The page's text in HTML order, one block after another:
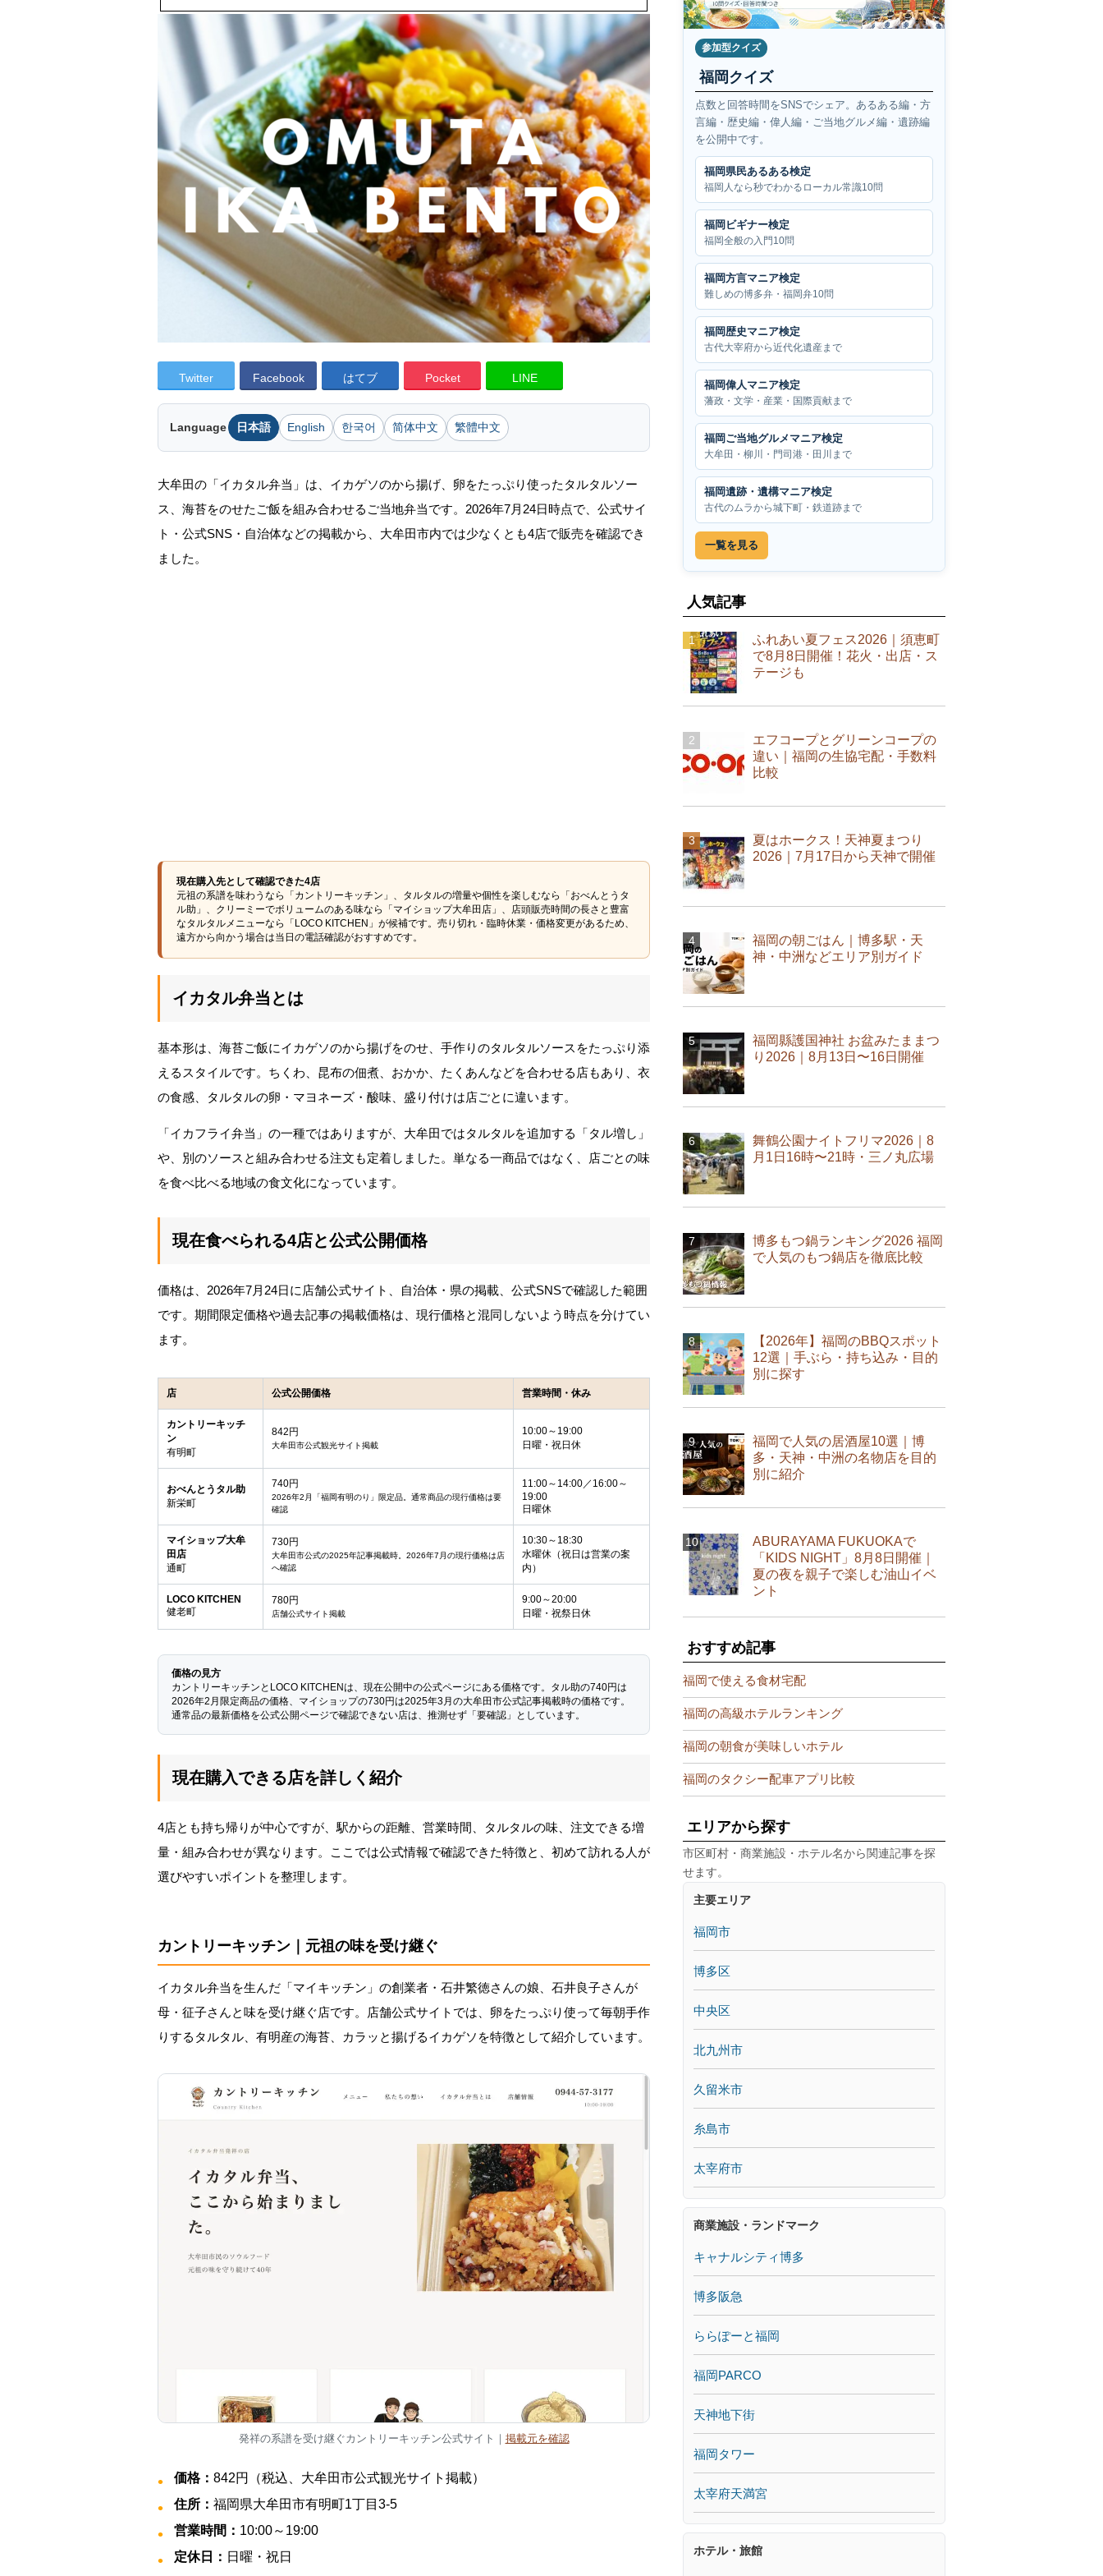
Twitter Facebook はてブ Pocket LINE
Language 日本語 English 한국어 简体中文 繁體中文
大牟田の「イカタル弁当」は、イカゲソのから揚げ、卵をたっぷり使ったタルタルソー
ス、海苔をのせたご飯を組み合わせるご当地弁当です。2026年7月24日時点で、公式サイ
ト・公式SNS・自治体などの掲載から、大牟田市内では少なくとも4店で販売を確認でき
ました。
現在購入先として確認できた4店
元祖の系譜を味わうなら「カントリーキッチン」、タルタルの増量や個性を楽しむなら「おべんとうタ
ル助」、クリーミーでボリュームのある味なら「マイショップ大牟田店」、店頭販売時間の長さと豊富
なタルタルメニューなら「LOCO KITCHEN」が候補です。売り切れ・臨時休業・価格変更があるため、
遠方から向かう場合は当日の電話確認がおすすめです。
イカタル弁当とは
基本形は、海苔ご飯にイカゲソのから揚げをのせ、手作りのタルタルソースをたっぷり添
えるスタイルです。ちくわ、昆布の佃煮、おかか、たくあんなどを合わせる店もあり、衣
の食感、タルタルの卵・マヨネーズ・酸味、盛り付けは店ごとに違います。
「イカフライ弁当」の一種ではありますが、大牟田ではタルタルを追加する「タル増し」
や、別のソースと組み合わせる注文も定着しました。単なる一商品ではなく、店ごとの味
を食べ比べる地域の食文化になっています。
現在食べられる4店と公式公開価格
価格は、2026年7月24日に店舗公式サイト、自治体・県の掲載、公式SNSで確認した範囲
です。期間限定価格や過去記事の掲載価格は、現行価格と混同しないよう時点を分けてい
ます。
店 公式公開価格 営業時間・休み
カントリーキッチ
ン
有明町
842円
大牟田市公式観光サイト掲載
10:00～19:00
日曜・祝日休
おべんとうタル助
新栄町
740円
2026年2月「福岡有明のり」限定品。通常商品の現行価格は要
確認
11:00～14:00／16:00～
19:00
日曜休
マイショップ大牟
田店
通町
730円
大牟田市公式の2025年記事掲載時。2026年7月の現行価格は店
へ確認
10:30～18:30
水曜休（祝日は営業の案
内）
LOCO KITCHEN
健老町
780円
店舗公式サイト掲載
9:00～20:00
日曜・祝祭日休
価格の見方
カントリーキッチンとLOCO KITCHENは、現在公開中の公式ページにある価格です。タル助の740円は
2026年2月限定商品の価格、マイショップの730円は2025年3月の大牟田市公式記事掲載時の価格です。
通常品の最新価格を公式公開ページで確認できない店は、推測せず「要確認」としています。
現在購入できる店を詳しく紹介
4店とも持ち帰りが中心ですが、駅からの距離、営業時間、タルタルの味、注文できる増
量・組み合わせが異なります。ここでは公式情報で確認できた特徴と、初めて訪れる人が
選びやすいポイントを整理します。
カントリーキッチン｜元祖の味を受け継ぐ
イカタル弁当を生んだ「マイキッチン」の創業者・石井繁徳さんの娘、石井良子さんが
母・征子さんと味を受け継ぐ店です。店舗公式サイトでは、卵をたっぷり使って毎朝手作
りするタルタル、有明産の海苔、カラッと揚げるイカゲソを特徴として紹介しています。
発祥の系譜を受け継ぐカントリーキッチン公式サイト｜ 掲載元を確認
価格： 842円（税込、大牟田市公式観光サイト掲載）
住所： 福岡県大牟田市有明町1丁目3-5
営業時間： 10:00～19:00
定休日： 日曜・祝日
参加型クイズ
福岡クイズ
点数と回答時間をSNSでシェア。あるある編・方
言編・歴史編・偉人編・ご当地グルメ編・遺跡編
を公開中です。
福岡県民あるある検定
福岡人なら秒でわかるローカル常識10問
福岡ビギナー検定
福岡全般の入門10問
福岡方言マニア検定
難しめの博多弁・福岡弁10問
福岡歴史マニア検定
古代大宰府から近代化遺産まで
福岡偉人マニア検定
藩政・文学・産業・国際貢献まで
福岡ご当地グルメマニア検定
大牟田・柳川・門司港・田川まで
福岡遺跡・遺構マニア検定
古代のムラから城下町・鉄道跡まで
一覧を見る
人気記事
ふれあい夏フェス2026｜須恵町
で8月8日開催！花火・出店・ス
テージも
エフコープとグリーンコープの
違い｜福岡の生協宅配・手数料
比較
夏はホークス！天神夏まつり
2026｜7月17日から天神で開催
福岡の朝ごはん｜博多駅・天
神・中洲などエリア別ガイド
福岡縣護国神社 お盆みたままつ
り2026｜8月13日〜16日開催
舞鶴公園ナイトフリマ2026｜8
月1日16時〜21時・三ノ丸広場
博多もつ鍋ランキング2026 福岡
で人気のもつ鍋店を徹底比較
【2026年】福岡のBBQスポット
12選｜手ぶら・持ち込み・目的
別に探す
福岡で人気の居酒屋10選｜博
多・天神・中洲の名物店を目的
別に紹介
ABURAYAMA FUKUOKAで
「KIDS NIGHT」8月8日開催｜
夏の夜を親子で楽しむ油山イベ
ント
おすすめ記事
福岡で使える食材宅配
福岡の高級ホテルランキング
福岡の朝食が美味しいホテル
福岡のタクシー配車アプリ比較
エリアから探す
市区町村・商業施設・ホテル名から関連記事を探
せます。
主要エリア
福岡市
博多区
中央区
北九州市
久留米市
糸島市
太宰府市
商業施設・ランドマーク
キャナルシティ博多
博多阪急
ららぽーと福岡
福岡PARCO
天神地下街
福岡タワー
太宰府天満宮
ホテル・旅館